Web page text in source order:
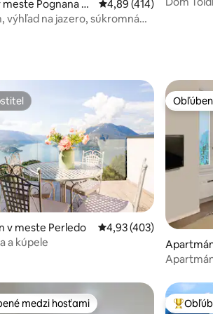
Pognana La
Priemerné
4,89 (414)
výhľad na jazero, súkromná
v meste Perledo Priemerné
4,93 (403)
a kúpele
medzi hosťami
medzi hosťami